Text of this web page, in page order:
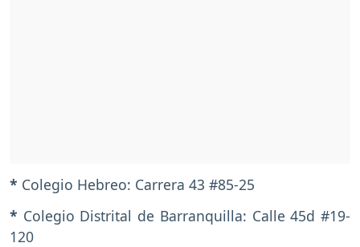
* Colegio Hebreo: Carrera 43 #85-25
* Colegio Distrital de Barranquilla: Calle 45d #19-
120